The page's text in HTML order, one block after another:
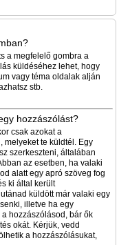
a megfelelő gombra a
küldéséhez lehet, hogy
vagy téma oldalak alján
stb.
hozzászólást?
csak azokat a
melyeket te küldtél. Egy
szerkeszteni, általában
az esetben, ha valaki
alatt egy apró szöveg fog
ki által került
küldött már valaki egy
illetve ha egy
hozzászólásod, bár ők
okát. Kérjük, vedd
a hozzászólásukat,